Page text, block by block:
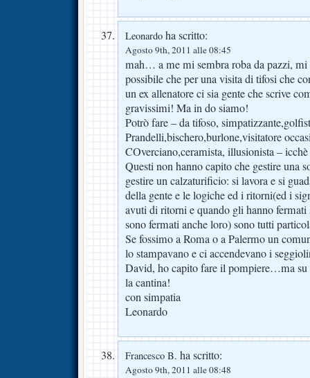
Leonardo ha scritto:
Agosto 9th, 2011 alle 08:45
mah… a me mi sembra roba da pazzi,
possibile che per una visita di tifosi che
un ex allenatore ci sia gente che scrive
gravissimi! Ma in do siamo!
Potrò fare – da tifoso,
Prandelli,bischero,burlone,visitatore
COverciano,ceramista, illusionista –
Questi non hanno capito che gestire una
gestire un calzaturificio: si lavora e si
della gente e le logiche ed i ritorni(ed i
avuti di ritorni e quando gli hanno fermati
sono fermati anche loro) sono tutti
Se fossimo a Roma o a Palermo un
lo stampavano e ci accendevano i
David, ho capito fare il pompiere…ma su
la cantina!
con simpatia
Leonardo
Francesco B. ha scritto:
Agosto 9th, 2011 alle 08:48